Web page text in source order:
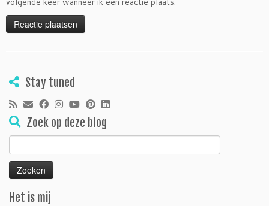
Stay tuned
Zoek op deze blog
naar:
Het is mij